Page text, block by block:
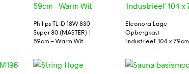
Philips TL-D 18W 830
Super 80 (MASTER) |
59cm – Warm Wit
Eleonora Lage
Opbergkast
‘Industrieel’ 104 x 79cm